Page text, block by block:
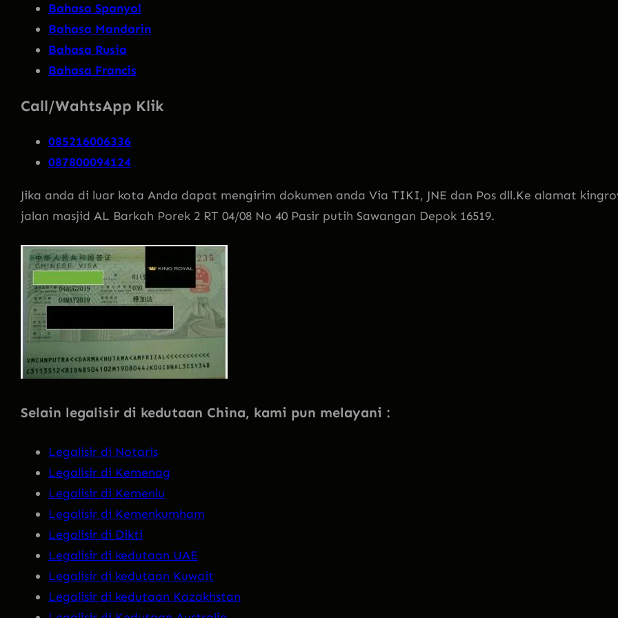
Bahasa Spanyol
Bahasa Mandarin
Bahasa Rusia
Bahasa Francis
Call/WahtsApp Klik
085216006336
087800094124
Jika anda di luar kota Anda dapat mengirim dokumen anda Via TIKI, JNE dan Pos dll.Ke alamat
jalan masjid AL Barkah Porek 2 RT 04/08 No 40 Pasir putih Sawangan Depok 16519.
Selain legalisir di kedutaan China, kami pun melayani :
Legalisir di Notaris
Legalisir di Kemenag
Legalisir di Kemenlu
Legalisir di Kemenkumham
Legalisir di Dikti
Legalisir di kedutaan UAE
Legalisir di kedutaan Kuwait
Legalisir di kedutaan Kazakhstan